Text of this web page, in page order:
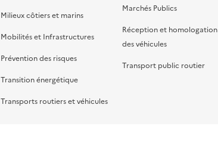
Milieux côtiers et marins
Mobilités et Infrastructures
Prévention des risques
Transition énergétique
Transports routiers et véhicules
Marchés Publics
Réception et homologation
des véhicules
Transport public routier